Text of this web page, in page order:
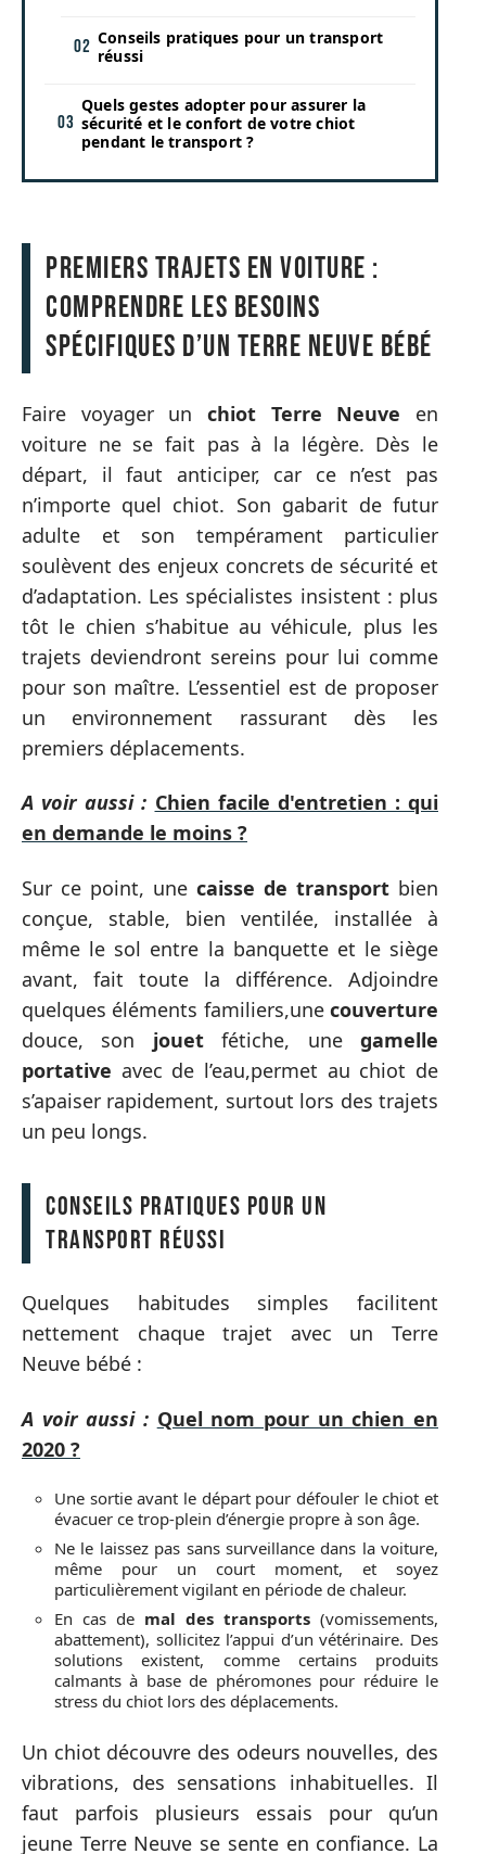
Conseils pratiques pour un transport
réussi
Quels gestes adopter pour assurer la
sécurité et le confort de votre chiot
pendant le transport ?
Premiers trajets en voiture :
comprendre les besoins
spécifiques d’un Terre Neuve bébé
Faire voyager un chiot Terre Neuve en
voiture ne se fait pas à la légère. Dès le
départ, il faut anticiper, car ce n’est pas
n’importe quel chiot. Son gabarit de futur
adulte et son tempérament particulier
soulèvent des enjeux concrets de sécurité et
d’adaptation. Les spécialistes insistent : plus
tôt le chien s’habitue au véhicule, plus les
trajets deviendront sereins pour lui comme
pour son maître. L’essentiel est de proposer
un environnement rassurant dès les
premiers déplacements.
A voir aussi : Chien facile d'entretien : qui
en demande le moins ?
Sur ce point, une caisse de transport bien
conçue, stable, bien ventilée, installée à
même le sol entre la banquette et le siège
avant, fait toute la différence. Adjoindre
quelques éléments familiers,une couverture
douce, son jouetfétiche, unegamelle
portative avec de l’eau,permet au chiot de
s’apaiser rapidement, surtout lors des trajets
un peu longs.
Conseils pratiques pour un
transport réussi
Quelques habitudes simples facilitent
nettement chaque trajet avec un Terre
Neuve bébé :
A voir aussi : Quel nom pour un chien en
2020 ?
Une sortie avant le départ pour défouler le chiot et
évacuer ce trop-plein d’énergie propre à son âge.
Ne le laissez pas sans surveillance dans la voiture,
même pour un court moment, et soyez
particulièrement vigilant en période de chaleur.
En cas de mal des transports (vomissements,
abattement), sollicitez l’appui d’un vétérinaire. Des
solutions existent, comme certains produits
calmants à base de phéromones pour réduire le
stress du chiot lors des déplacements.
Un chiot découvre des odeurs nouvelles, des
vibrations, des sensations inhabituelles. Il
faut parfois plusieurs essais pour qu’un
jeune Terre Neuve se sente en confiance. La